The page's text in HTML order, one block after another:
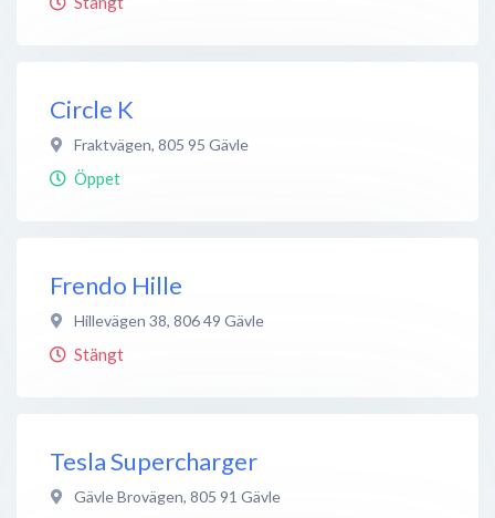
Circle K
Fraktvägen, 805 95 Gävle
Öppet
Frendo Hille
Hillevägen 38, 806 49 Gävle
Stängt
Tesla Supercharger
Gävle Brovägen, 805 91 Gävle